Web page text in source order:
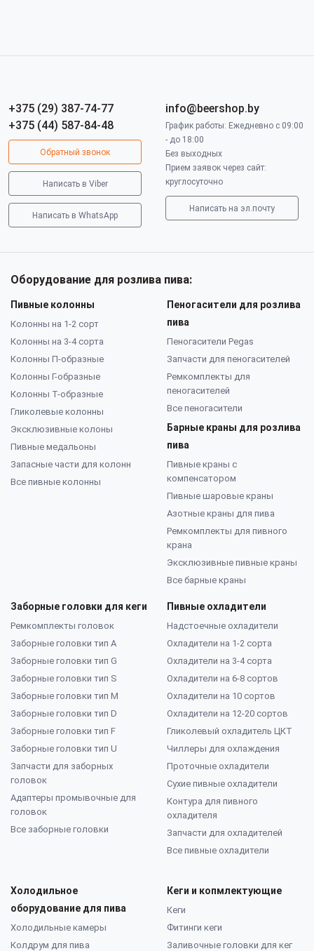
+375 (29) 387-74-77
+375 (44) 587-84-48
Обратный звонок
Написать в Viber
Написать в WhatsApp
info@beershop.by
График работы: Ежедневно с 09:00
- до 18:00
Без выходных
Прием заявок через сайт:
круглосуточно
Написать на эл.почту
Оборудование для розлива пива:
Пивные колонны
Колонны на 1-2 сорт
Колонны на 3-4 сорта
Колонны П-образные
Колонны Г-образные
Колонны Т-образные
Гликолевые колонны
Эксклюзивные колоны
Пивные медальоны
Запасные части для колонн
Все пивные колонны
Пеногасители для розлива
пива
Пеногасители Pegas
Запчасти для пеногасителей
Ремкомплекты для
пеногасителей
Все пеногасители
Барные краны для розлива
пива
Пивные краны с
компенсатором
Пивные шаровые краны
Азотные краны для пива
Ремкомплекты для пивного
крана
Эксклюзивные пивные краны
Все барные краны
Заборные головки для кеги
Ремкомплекты головок
Заборные головки тип А
Заборные головки тип G
Заборные головки тип S
Заборные головки тип M
Заборные головки тип D
Заборные головки тип F
Заборные головки тип U
Запчасти для заборных
головок
Адаптеры промывочные для
головок
Все заборные головки
Пивные охладители
Надстоечные охладители
Охладители на 1-2 сорта
Охладители на 3-4 сорта
Охладители на 6-8 сортов
Охладители на 10 сортов
Охладители на 12-20 сортов
Гликолевый охладитель ЦКТ
Чиллеры для охлаждения
Проточные охладители
Сухие пивные охладители
Контура для пивного
охладителя
Запчасти для охладителей
Все пивные охладители
Холодильное
оборудование для пива
Холодильные камеры
Колдрум для пива
Кеги и копмлектующие
Кеги
Фитинги кеги
Заливочные головки для кег